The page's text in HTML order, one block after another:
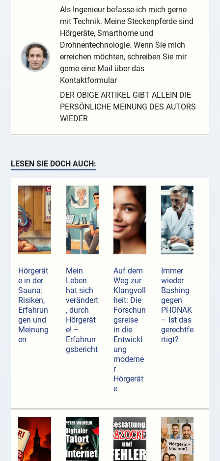
Als Ingenieur befasse ich mich gerne
mit Technik. Meine Steckenpferde sind
Hörgeräte, Smarthome und
Drohnentechnologie. Wenn Sie mich
erreichen möchten, schreiben Sie mir
gerne eine Mail über das
Kontaktformular
DER OBIGE ARTIKEL GIBT ALLEIN DIE
PERSÖNLICHE MEINUNG DES AUTORS
WIEDER
LESEN SIE DOCH AUCH:
Hörgerät
e in der
Sauna:
Risiken,
Erfahrun
gen und
Meinung
en
Mein
Leben
hat sich
verändert
, durch
Hörgerät
e! –
Erfahrun
gsbericht
Auf dem
Weg zur
Klangvoll
heit: Die
Forschun
gsreise
in die
Entwickl
ung
moderne
r
Hörgerät
e
Immer
wieder
Bashing
gegen
PHONAK
– Ist das
gerechtfe
rtigt?